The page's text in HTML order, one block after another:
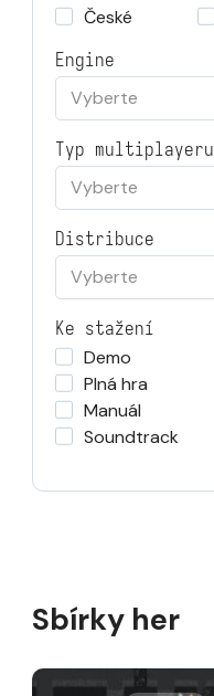
České
Engine
Vyberte
Typ multiplayeru
Vyberte
Distribuce
Vyberte
Ke stažení
Demo
Plná hra
Manuál
Soundtrack
Sbírky her